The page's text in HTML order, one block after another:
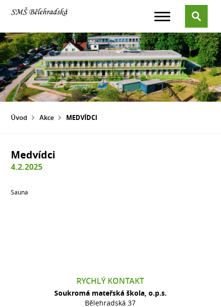
Úvod Akce MEDVÍDCI
Medvídci
4.2.2025
Sauna
RYCHLÝ KONTAKT
Soukromá mateřská škola, o.p.s.
Bělehradská 37